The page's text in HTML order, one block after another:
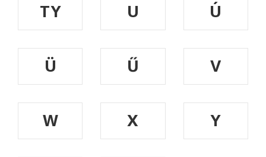
TY
U
Ú
Ü
Ű
V
W
X
Y